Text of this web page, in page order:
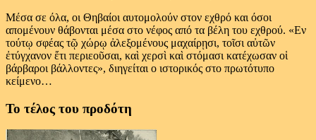
Μέσα σε όλα, οι Θηβαίοι αυτομολούν στον εχθρό και όσοι
απομένουν θάβονται μέσα στο νέφος από τα βέλη του εχθρού. «Εν
τούτῳ σφέας τῷ χώρῳ ἀλεξομένους μαχαίρῃσι, τοῖσι αὐτῶν
ἐτύγχανον ἔτι περιεοῦσαι, καὶ χερσὶ καὶ στόμασι κατέχωσαν οἱ
βάρβαροι βάλλοντες», διηγείται ο ιστορικός στο πρωτότυπο
κείμενο…
Το τέλος του προδότη